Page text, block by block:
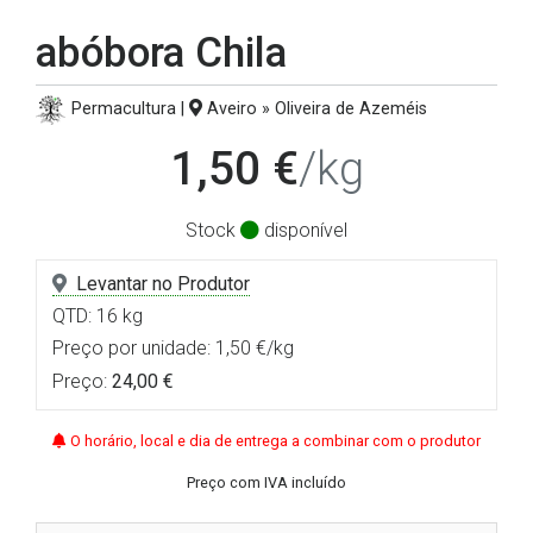
abóbora Chila
Permacultura | Aveiro » Oliveira de Azeméis
1,50 €/kg
Stock disponível
Levantar no Produtor
QTD: 16 kg
Preço por unidade: 1,50 €/kg
Preço: 24,00 €
O horário, local e dia de entrega a combinar com o produtor
Preço com IVA incluído